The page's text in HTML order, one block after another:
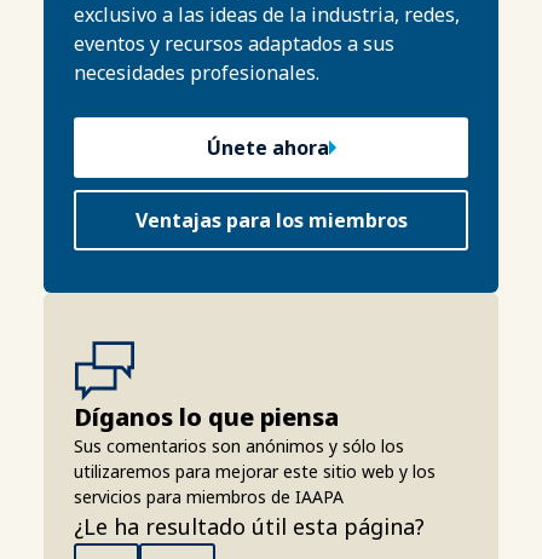
exclusivo a las ideas de la industria, redes,
eventos y recursos adaptados a sus
necesidades profesionales.
Únete ahora
Ventajas para los miembros
Díganos lo que piensa
Sus comentarios son anónimos y sólo los
utilizaremos para mejorar este sitio web y los
servicios para miembros de IAAPA
¿Le ha resultado útil esta página?